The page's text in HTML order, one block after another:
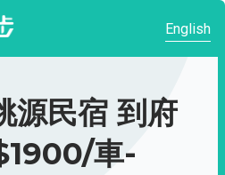
English
源民宿 到府
車-